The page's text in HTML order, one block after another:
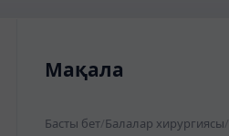
Мақала
Басты бет/Балалар хирургиясы/